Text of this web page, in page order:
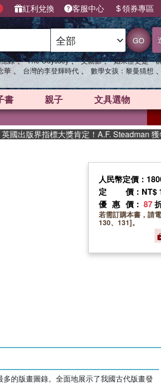
紅利兌換 客服中心 領券專區
GO
錄 、 The Odyssey 、 父親節 、 如果歷史是一
華 、 台灣的李登輝時代 、 數學女孩：黎曼猜想 、
書 親子 文具選物
界指標大獎肯定！A.F. Steadman 獲年度作
人民幣定價：
定價 ：
優惠價 ： 87
若需訂購本書，請
130、131]。
的版畫圖錄。全面地展示了我國古代版畫發